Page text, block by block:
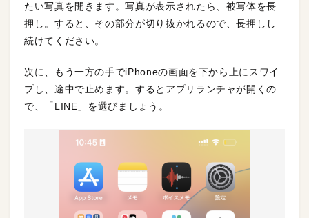
たい写真を開きます。写真が表示されたら、被写体を長
押し。すると、その部分が切り抜かれるので、長押しし
続けてください。
次に、もう一方の手でiPhoneの画面を下から上にスワイ
プし、途中で止めます。するとアプリランチャが開くの
で、「LINE」を選びましょう。